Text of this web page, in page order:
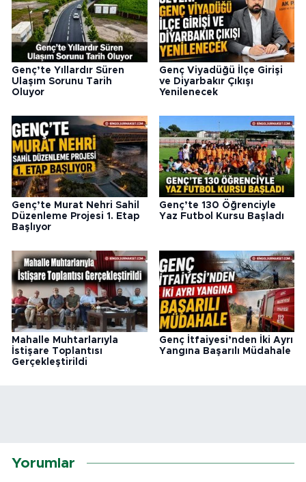
Genç’te Yıllardır Süren
Ulaşım Sorunu Tarih
Oluyor
Genç Viyadüğü İlçe Girişi
ve Diyarbakır Çıkışı
Yenilenecek
Genç’te Murat Nehri Sahil
Düzenleme Projesi 1. Etap
Başlıyor
Genç’te 130 Öğrenciyle
Yaz Futbol Kursu Başladı
Mahalle Muhtarlarıyla
İstişare Toplantısı
Gerçekleştirildi
Genç İtfaiyesi’nden İki Ayrı
Yangına Başarılı Müdahale
Yorumlar